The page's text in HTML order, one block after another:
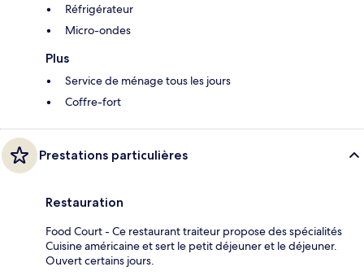
Réfrigérateur
Micro-ondes
Plus
Service de ménage tous les jours
Coffre-fort
Prestations particulières
Restauration
Food Court - Ce restaurant traiteur propose des spécialités
Cuisine américaine et sert le petit déjeuner et le déjeuner.
Ouvert certains jours.